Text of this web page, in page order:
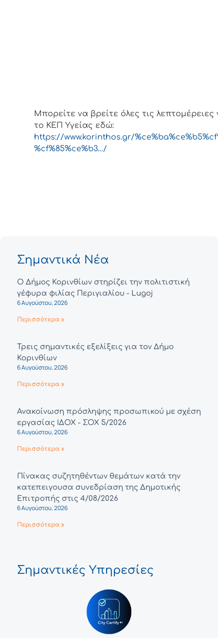
Μπορείτε να βρείτε όλες τις λεπτομέρειες
το ΚΕΠ Υγείας εδώ:
https://www.korinthos.gr/
%cf%85%ce%b3…/
Σημαντικά Νέα
Ο Δήμος Κορινθίων στηρίζει την πολιτιστική
γέφυρα φιλίας Περιγιαλίου - Lugoj
6 Αυγούστου, 2026
Περισσότερα »
Τρεις σημαντικές εξελίξεις για τον Δήμο
Κορινθίων
6 Αυγούστου, 2026
Περισσότερα »
Ανακοίνωση πρόσληψης προσωπικού με σχέση
εργασίας ΙΔΟΧ - ΣΟΧ 5/2026
6 Αυγούστου, 2026
Περισσότερα »
Πίνακας συζητηθέντων θεμάτων κατά την
κατεπειγουσα συνεδρίαση της Δημοτικής
Επιτροπής στις 4/08/2026
6 Αυγούστου, 2026
Περισσότερα »
Σημαντικές Υπηρεσίες